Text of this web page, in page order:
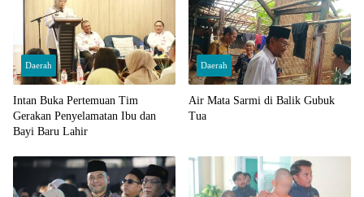
Daerah
Intan Buka Pertemuan Tim
Gerakan Penyelamatan Ibu dan
Bayi Baru Lahir
Daerah
Air Mata Sarmi di Balik Gubuk
Tua